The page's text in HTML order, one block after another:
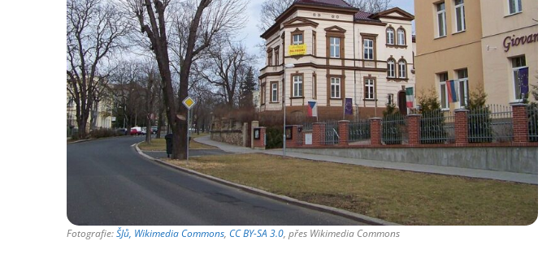
Fotografie:ŠJů, Wikimedia Commons, CC BY-SA 3.0, přes Wikimedia Commons